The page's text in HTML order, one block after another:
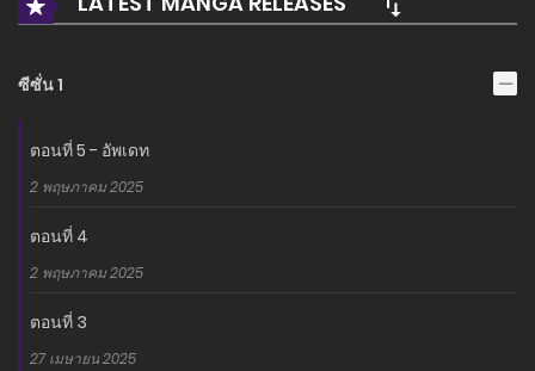
ซีซั่น 1
ตอนที่ 5 - อัพเดท
2 พฤษภาคม 2025
ตอนที่ 4
2 พฤษภาคม 2025
ตอนที่ 3
27 เมษายน 2025